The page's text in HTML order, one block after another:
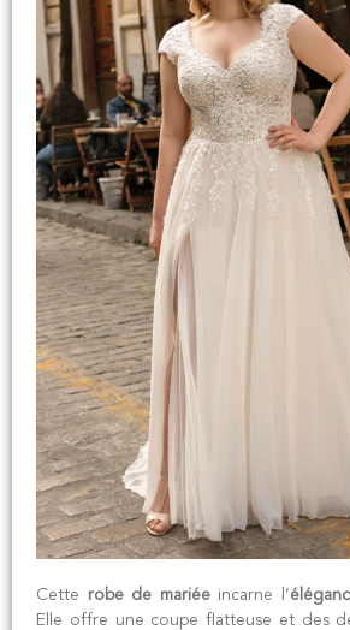
Cette robe de mariéeincarne l’
Elle offre une coupe flatteuse et des